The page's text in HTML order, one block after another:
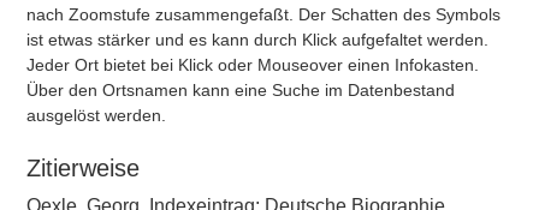
nach Zoomstufe zusammengefaßt. Der Schatten des Symbols
ist etwas stärker und es kann durch Klick aufgefaltet werden.
Jeder Ort bietet bei Klick oder Mouseover einen Infokasten.
Über den Ortsnamen kann eine Suche im Datenbestand
ausgelöst werden.
Zitierweise
Oexle, Georg, Indexeintrag: Deutsche Biographie,